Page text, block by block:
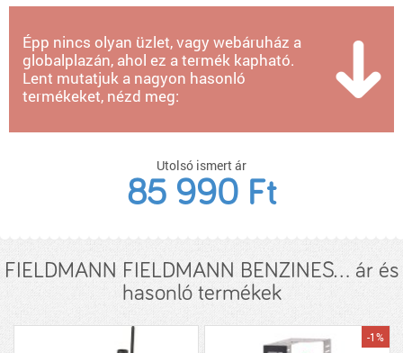
Épp nincs olyan üzlet, vagy webáruház a
globalplazán, ahol ez a termék kapható.
Lent mutatjuk a nagyon hasonló
termékeket, nézd meg:
Utolsó ismert ár
85 990 Ft
FIELDMANN FIELDMANN BENZINES... ár és
hasonló termékek
-1%